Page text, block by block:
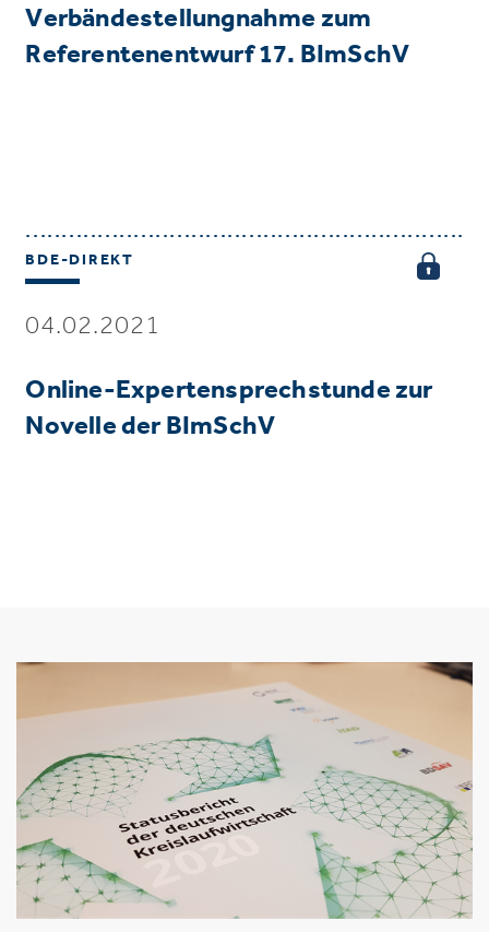
Verbändestellungnahme zum
Referentenentwurf 17. BImSchV
BDE-DIREKT
04.02.2021
Online-Expertensprechstunde zur
Novelle der BImSchV